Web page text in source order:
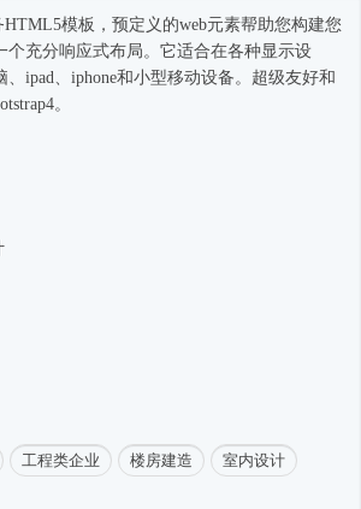
HTML5模板 ，预定义的web元素帮助您构建您
个充分响应式布局。它适合在各种显示设
ipad、iphone和小型移动设备。超级友好和
。
工程类企业 楼房建造 室内设计